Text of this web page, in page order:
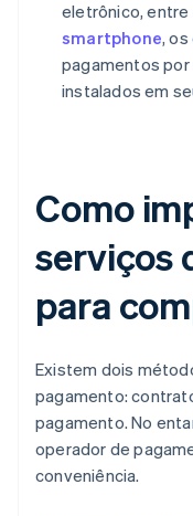
eletrônico, entre
smartphone,
pagamentos
instalados em
Como
serviços
para
Existem dois
pagamento:
pagamento. No
operador de
conveniência.